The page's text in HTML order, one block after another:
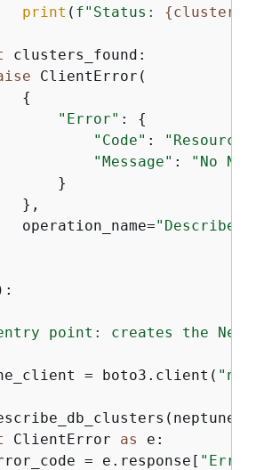
print ( f"Status: {cluster[
clusters_found:
ClientError(
{
"Error" : {
"Code" :
"Message" :
"No
}
},
operation_name=
point: creates the
= boto3.client(
ClientError as e:
= e.response[
"Error"